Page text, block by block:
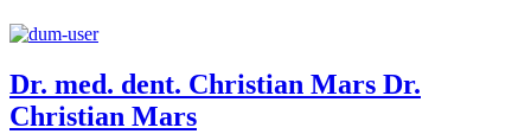
Dr. med. dent. Christian Mars Dr.
Christian Mars